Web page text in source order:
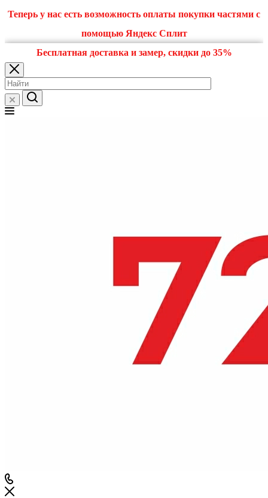
Теперь у нас есть возможность оплаты покупки частями с
помощью Яндекс Сплит
Бесплатная доставка и замер, скидки до 35%